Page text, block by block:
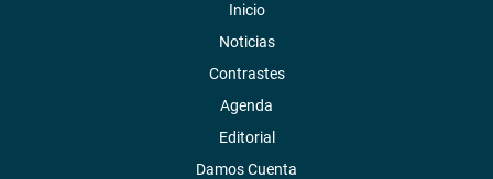
Inicio
Noticias
Contrastes
Agenda
Editorial
Damos Cuenta